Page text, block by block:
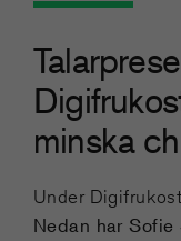
minska
Under
Nedan har